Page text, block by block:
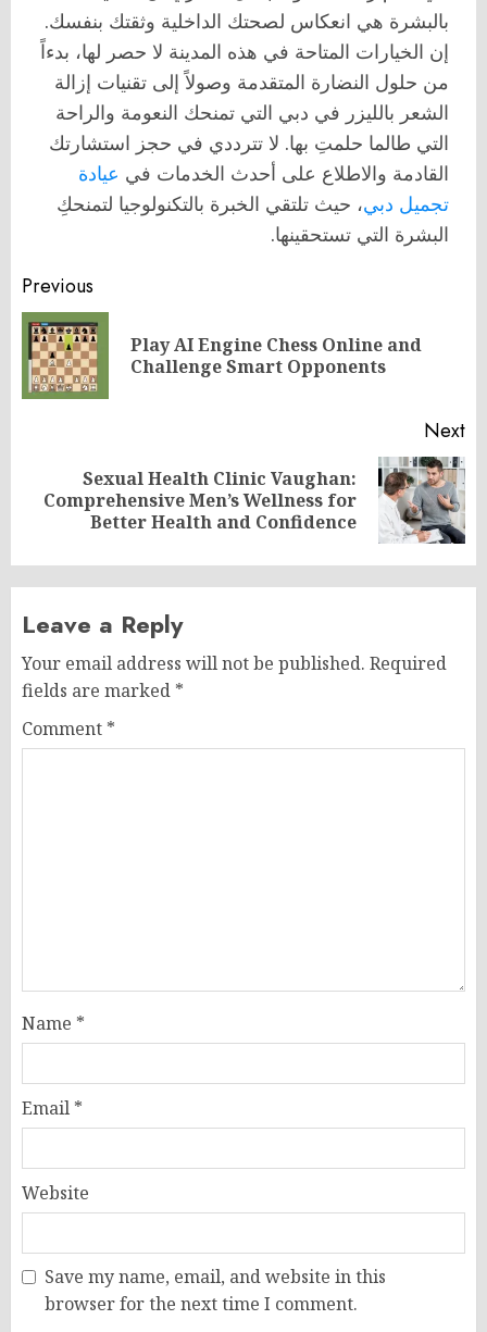
بالبشرة هي انعكاس لصحتك الداخلية وثقتك بنفسك.
إن الخيارات المتاحة في هذه المدينة لا حصر لها، بدءاً
من حلول النضارة المتقدمة وصولاً إلى تقنيات إزالة
الشعر بالليزر في دبي التي تمنحك النعومة والراحة
التي طالما حلمتِ بها. لا تترددي في حجز استشارتك
القادمة والاطلاع على أحدث الخدمات في عيادة
تجميل دبي، حيث تلتقي الخبرة بالتكنولوجيا لتمنحكِ
البشرة التي تستحقينها.
Post
navigation
Previous
Play AI Engine Chess Online and
Challenge Smart Opponents
Next
Next
Sexual Health Clinic Vaughan:
Comprehensive Men’s Wellness for
Better Health and Confidence
Leave a Reply
Your email address will not be published. Required
fields are marked *
Comment *
Name *
Email *
Website
Save my name, email, and website in this
browser for the next time I comment.